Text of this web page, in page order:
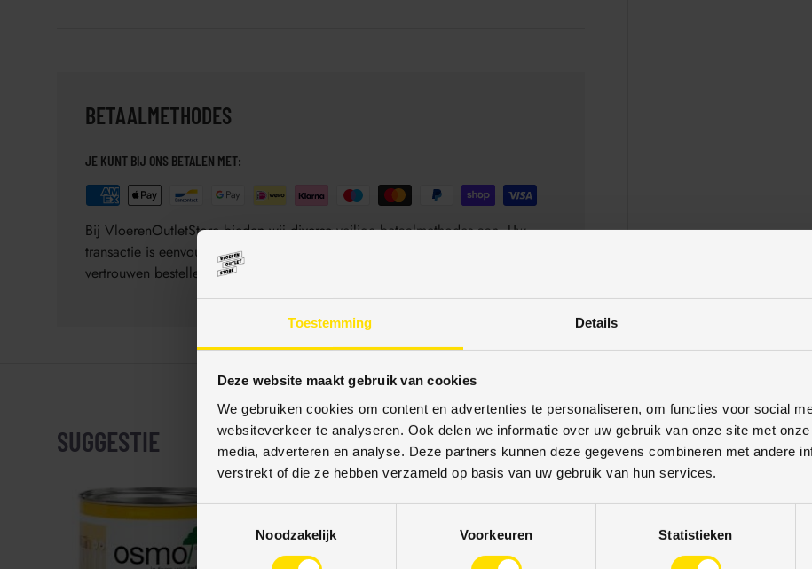
Toestemming Details
Deze website maakt gebruik van cookies
We gebruiken cookies om content en advertenties te personaliseren, om functies voor social
websiteverkeer te analyseren. Ook delen we informatie over uw gebruik van onze site met
media, adverteren en analyse. Deze partners kunnen deze gegevens combineren met andere
verstrekt of die ze hebben verzameld op basis van uw gebruik van hun services.
Noodzakelijk Voorkeuren Statistieken
BETAALMETHODES
JE KUNT BIJ ONS BETALEN MET:
Bij VloerenOutletStore bieden wij diverse veilige betaalmethodes aan. Uw
transactie is eenvoudig, veilig en gegarandeerd beschermd. U kunt met
vertrouwen bestellen.
SUGGESTIE